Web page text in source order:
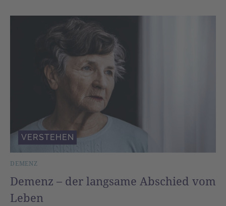
DEMENZ
Demenz – der langsame Abschied vom
Leben
VERSTEHEN